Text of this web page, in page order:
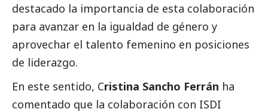
destacado la importancia de esta colaboración
para avanzar en la igualdad de género y
aprovechar el talento femenino en posiciones
de liderazgo.
En este sentido, Cristina Sancho Ferrán ha
comentado que la colaboración con ISDI